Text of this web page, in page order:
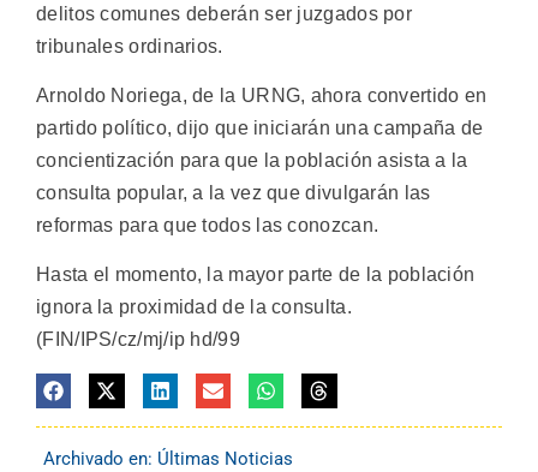
delitos comunes deberán ser juzgados por
tribunales ordinarios.
Arnoldo Noriega, de la URNG, ahora convertido en
partido político, dijo que iniciarán una campaña de
concientización para que la población asista a la
consulta popular, a la vez que divulgarán las
reformas para que todos las conozcan.
Hasta el momento, la mayor parte de la población
ignora la proximidad de la consulta.
(FIN/IPS/cz/mj/ip hd/99
Archivado en: Últimas Noticias